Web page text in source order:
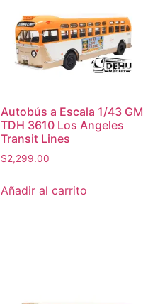
Autobús a Escala 1/43 GM
TDH 3610 Los Angeles
Transit Lines
$2,299.00
Añadir al carrito